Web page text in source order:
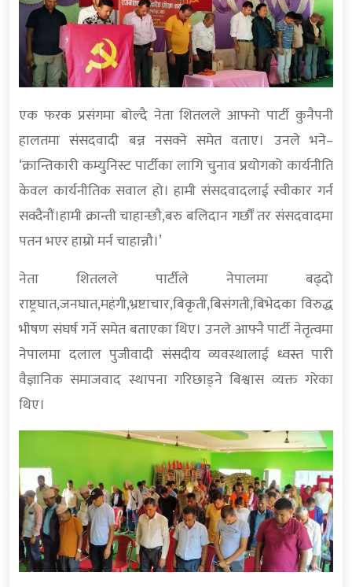
एक फरक प्रसंगमा बोल्दै नेता शितलले आफ्नो पार्टी कुनैपनी
हालतमा संसदवादी बन्न नसक्ने समेत वताए। उनले भने–
‘क्रान्तिकारी कम्युनिस्ट पार्टीका लागि चुनाव प्रयोगको कार्यनीति
केवल कार्यनीतिक सवाल हो। हामी संसदवादलाई स्वीकार गर्न
सक्दैनौं।हामी क्रान्ती चाहान्छौ,बरु बलिदान गर्छौं तर संसदवादमा
पतन भएर हाम्रो मर्न चाहान्नौ।’
नेता शितलले पार्टीले नेपालमा बढ्दो
राष्ट्रघात,जनघात,महंगी,भ्रष्टाचार,बिकृती,बिसंगती,बिभेदका विरुद्ध
भीषण संघर्ष गर्ने समेत बताएका थिए। उनले आफ्नै पार्टी नेतृत्वमा
नेपालमा दलाल पुजीवादी संसदीय व्यवस्थालाई ध्वस्त पारी
वैज्ञानिक समाजवाद स्थापना गरिछाड्ने बिश्वास व्यक्त गरेका
थिए।